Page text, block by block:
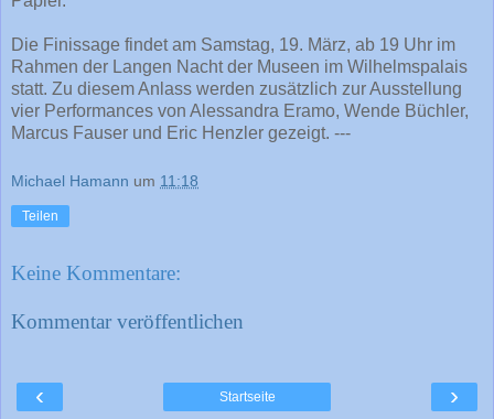
Die Finissage findet am Samstag, 19. März, ab 19 Uhr im
Rahmen der Langen Nacht der Museen im Wilhelmspalais
statt. Zu diesem Anlass werden zusätzlich zur Ausstellung
vier Performances von Alessandra Eramo, Wende Büchler,
Marcus Fauser und Eric Henzler gezeigt. ---
Michael Hamann um 11:18
Teilen
Keine Kommentare:
Kommentar veröffentlichen
‹ ›
Startseite